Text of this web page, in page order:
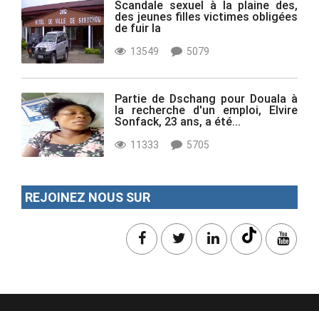
Scandale sexuel à la plaine des,
des jeunes filles victimes obligées
de fuir la
13549 5079
Partie de Dschang pour Douala à
la recherche d'un emploi, Elvire
Sonfack, 23 ans, a été...
11333 5705
REJOINEZ NOUS SUR